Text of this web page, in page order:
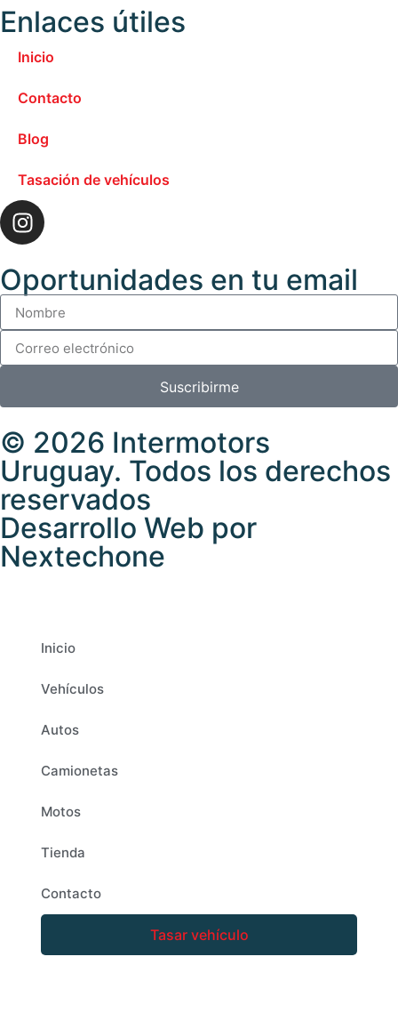
Enlaces útiles
Inicio
Contacto
Blog
Tasación de vehículos
Oportunidades en tu email
Suscribirme
© 2026 Intermotors
Uruguay. Todos los derechos
reservados
Desarrollo Web por
Nextechone
Inicio
Vehículos
Autos
Camionetas
Motos
Tienda
Contacto
Tasar vehículo